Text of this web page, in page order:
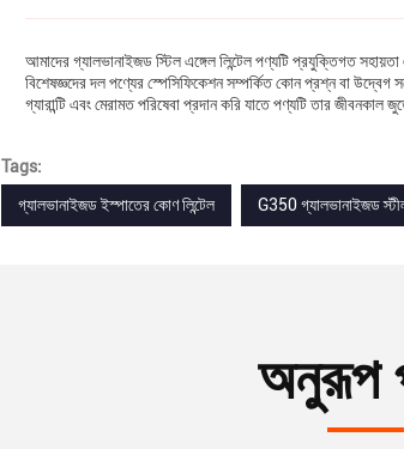
আমাদের গ্যালভানাইজড স্টিল এঙ্গেল লিন্টেল পণ্যটি প্রযুক্তিগত
বিশেষজ্ঞদের দল পণ্যের স্পেসিফিকেশন সম্পর্কিত কোন প্রশ্ন বা উদ্বেগ
গ্যারান্টি এবং মেরামত পরিষেবা প্রদান করি যাতে পণ্যটি তার জীবনকাল
Tags:
গ্যালভানাইজড ইস্পাতের কোণ লিন্টেল
G350 গ্যালভানাইজড স্টীল
অনুরূপ